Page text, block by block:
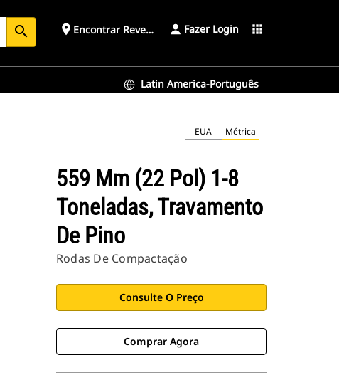
search place Encontrar Revendedor Fazer Login apps
Latin America-Português
EUA Métrica
559 Mm (22 Pol) 1-8
Toneladas, Travamento
De Pino
Rodas De Compactação
Consulte O Preço
Comprar Agora